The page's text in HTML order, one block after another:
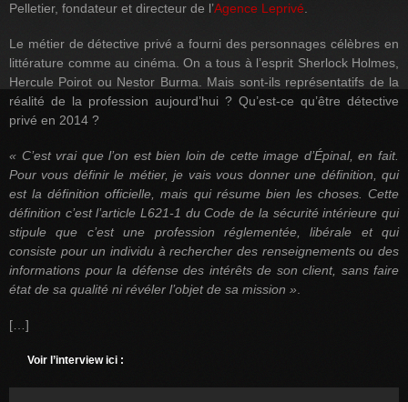
Pelletier, fondateur et directeur de l’Agence Leprivé.
Le métier de détective privé a fourni des personnages célèbres en
littérature comme au cinéma. On a tous à l’esprit Sherlock Holmes,
Hercule Poirot ou Nestor Burma. Mais sont-ils représentatifs de la
réalité de la profession aujourd’hui ? Qu’est-ce qu’être détective
privé en 2014 ?
« C’est vrai que l’on est bien loin de cette image d’Épinal, en fait.
Pour vous définir le métier, je vais vous donner une définition, qui
est la définition officielle, mais qui résume bien les choses. Cette
définition c’est l’article L621-1 du Code de la sécurité intérieure qui
stipule que c’est une profession réglementée, libérale et qui
consiste pour un individu à rechercher des renseignements ou des
informations pour la défense des intérêts de son client, sans faire
état de sa qualité ni révéler l’objet de sa mission ».
[…]
Voir l’interview ici :